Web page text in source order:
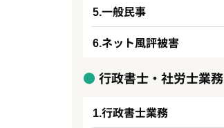
一般民事
ネット風評被害
行政書士・社労士業務
行政書士業務